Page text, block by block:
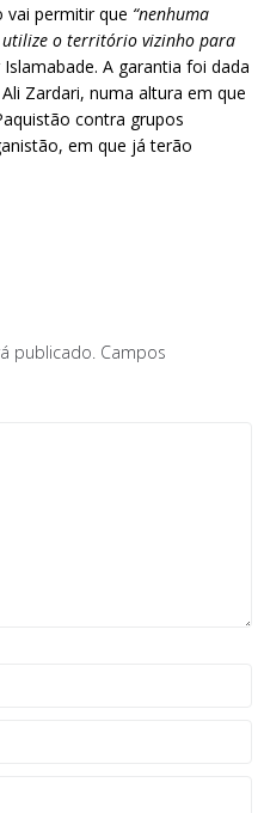
vai permitir que “nenhuma
o território vizinho para
A garantia foi dada
Zardari, numa altura em que
contra grupos
em que já terão
publicado. Campos